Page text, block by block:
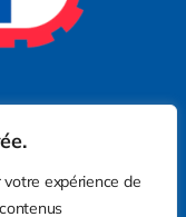
expérience de